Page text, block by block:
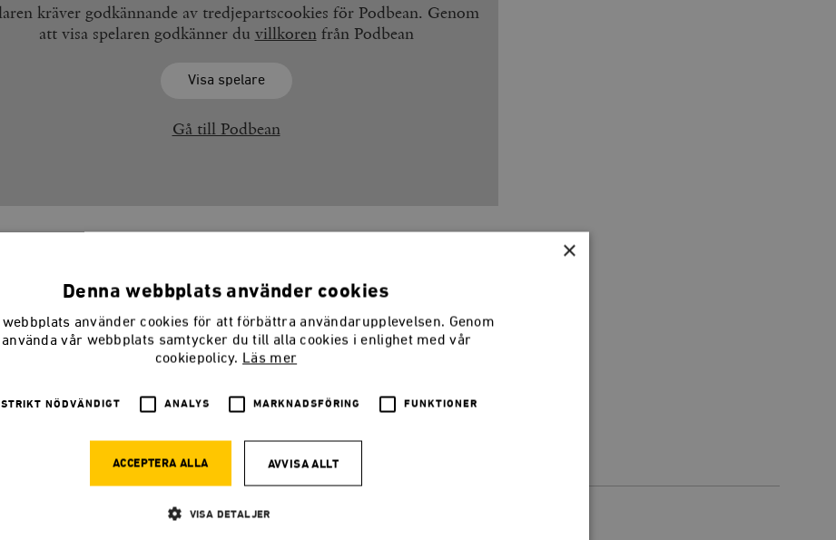
kräver godkännande av tredjepartscookies för Podbean. Genom
att visa spelaren godkänner du villkorenfrån Podbean
Visa spelare
Gå till Podbean
SMEDJANPODDEN
Magasinets veckoliga podcast om nyheter, samhälle och politik. Har du tips
på ämnen eller gäster? Hör av dig till Smedjans redaktion!
smedjan@timbro.se
×
Denna webbplats använder cookies
webbplats använder cookies för att förbättra användarupplevelsen. Genom
använda vår webbplats samtycker du till alla cookies i enlighet med vår
cookiepolicy. Läs mer
STRIKT NÖDVÄNDIGT ANALYS MARKNADSFÖRING FUNKTIONER
ACCEPTERA ALLA AVVISA ALLT
VISA DETALJER